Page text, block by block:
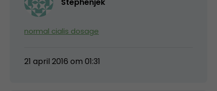
normal cialis dosage
21 april 2016 om 01:31